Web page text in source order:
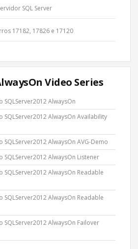
SQL Server
17182, 17826 e 17120
Video Series
AlwaysOn
AlwaysOn Availability
AlwaysOn AVG-Demo
AlwaysOn Listener
AlwaysOn Readable
AlwaysOn Readable
AlwaysOn Failover